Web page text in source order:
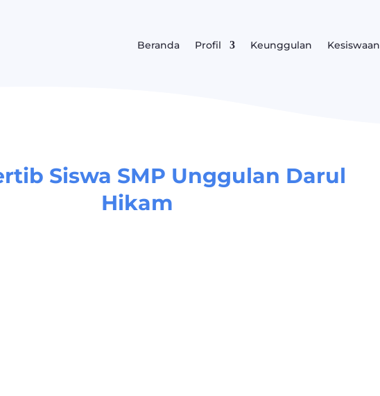
Beranda Profil Keunggulan Kesiswaan
Siswa SMP Unggulan Darul
Hikam